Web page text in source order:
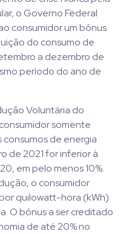
o Governo Federal
consumidor um bônus
do consumo de
a dezembro de
período do ano de
Voluntária do
somente
consumos de energia
de 2021 for inferior à
em pelo menos 10%.
o consumidor
quilowatt-hora (kWh)
O bônus a ser creditado
de até 20% no